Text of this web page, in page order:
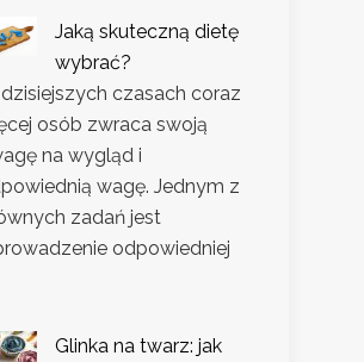
Jaką skuteczną dietę
wybrać?
czasach coraz
osób zwraca swoją
na wygląd i
wagę. Jednym z
zadań jest
odpowiedniej
Glinka na twarz: jak